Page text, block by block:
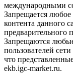
международными
Запрещается
контента данного
предварительного
Запрещаются
пользователей
что
ekb.igc-market.ru.